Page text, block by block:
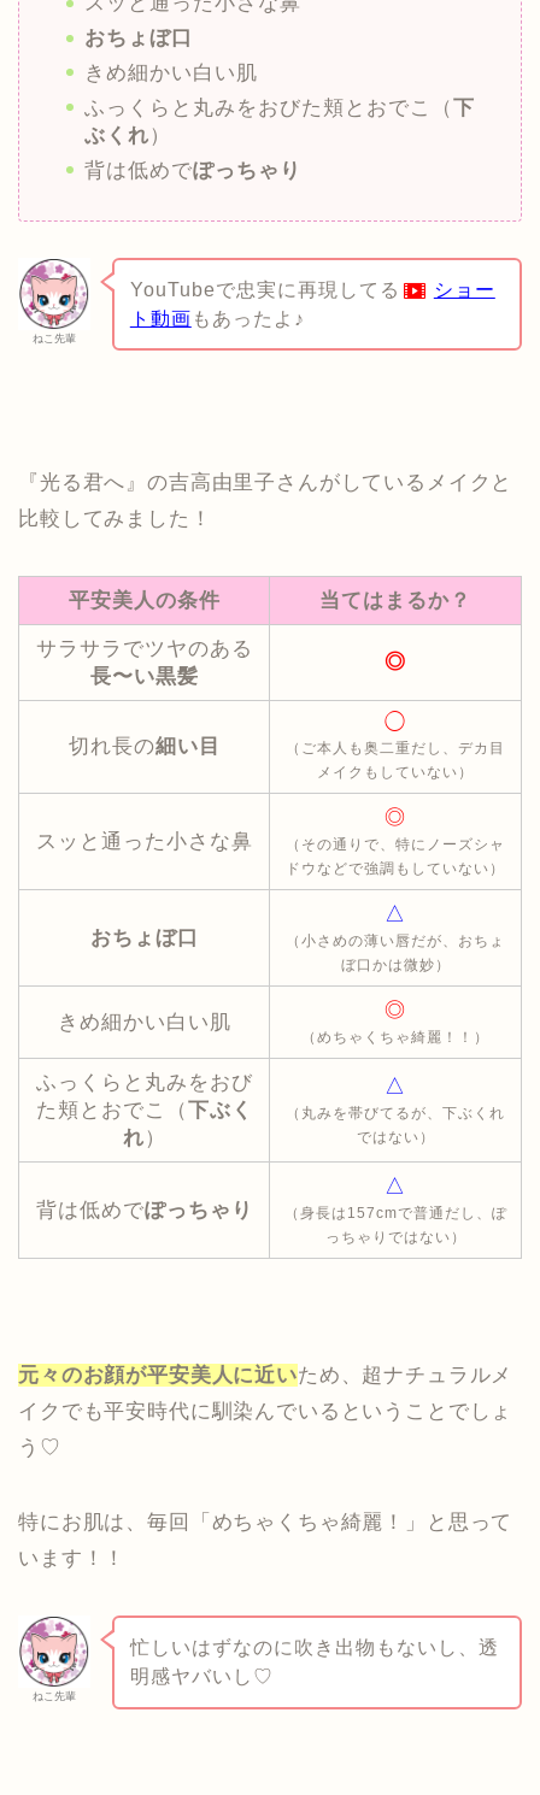
おちょぼ口
きめ細かい白い肌
ふっくらと丸みをおびた頬とおでこ（ 下
ぶくれ ）
背は低めでぽっちゃり
ねこ先輩
YouTubeで忠実に再現してる
ショー
ト動画 もあったよ♪
『光る君へ』の吉高由里子さんがしているメイクと
比較してみました！
平安美人の条件 当てはまるか？
サラサラでツヤのある
長〜い黒髪
◎
切れ長の細い目
◯
（ご本人も奥二重だし、デカ目
メイクもしていない）
スッと通った小さな鼻
◎
（その通りで、特にノーズシャ
ドウなどで強調もしていない）
おちょぼ口
△
（小さめの薄い唇だが、おちょ
ぼ口かは微妙）
きめ細かい白い肌
◎
（めちゃくちゃ綺麗！！）
ふっくらと丸みをおび
た頬とおでこ（ 下ぶく
れ ）
△
（丸みを帯びてるが、下ぶくれ
ではない）
背は低めでぽっちゃり
△
（身長は157cmで普通だし、ぽ
っちゃりではない）
元々のお顔が平安美人に近いため、超ナチュラルメ
イクでも平安時代に馴染んでいるということでしょ
う♡
特にお肌は、毎回「めちゃくちゃ綺麗！」と思って
います！！
ねこ先輩
忙しいはずなのに吹き出物もないし、透
明感ヤバいし♡